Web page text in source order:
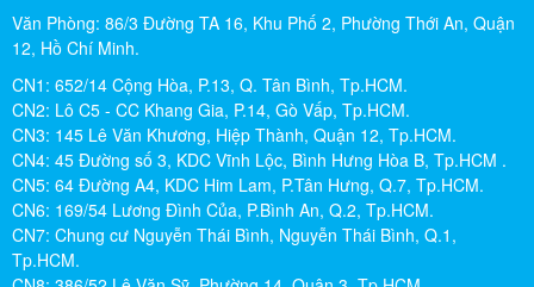
Văn Phòng: 86/3 Đường TA 16, Khu Phố 2, Phường Thới An, Quận
12, Hồ Chí Minh.
CN1: 652/14 Cộng Hòa, P.13, Q. Tân Bình, Tp.HCM.
CN2: Lô C5 - CC Khang Gia, P.14, Gò Vấp, Tp.HCM.
CN3: 145 Lê Văn Khương, Hiệp Thành, Quận 12, Tp.HCM.
CN4: 45 Đường số 3, KDC Vĩnh Lộc, Bình Hưng Hòa B, Tp.HCM .
CN5: 64 Đường A4, KDC Him Lam, P.Tân Hưng, Q.7, Tp.HCM.
CN6: 169/54 Lương Đình Của, P.Bình An, Q.2, Tp.HCM.
CN7: Chung cư Nguyễn Thái Bình, Nguyễn Thái Bình, Q.1,
Tp.HCM.